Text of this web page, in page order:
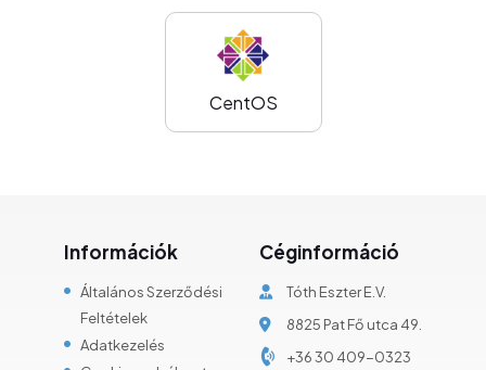
CentOS
Információk
Általános Szerződési
Feltételek
Adatkezelés
Céginformáció
Tóth Eszter E.V.
8825 Pat Fő utca 49.
+36 30 409-0323